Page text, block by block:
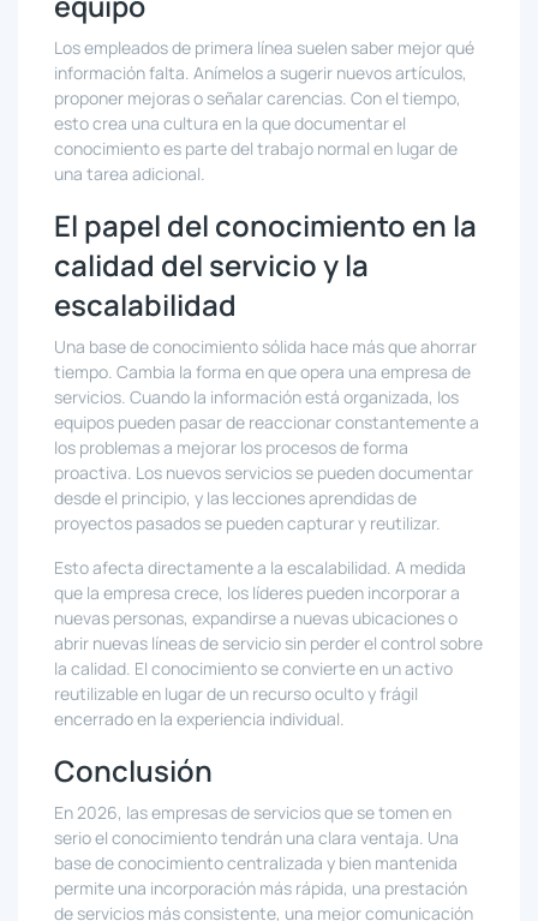
Los empleados de primera línea suelen saber mejor qué
información falta. Anímelos a sugerir nuevos artículos,
proponer mejoras o señalar carencias. Con el tiempo,
esto crea una cultura en la que documentar el
conocimiento es parte del trabajo normal en lugar de
una tarea adicional.
El papel del conocimiento en la
calidad del servicio y la
escalabilidad
Una base de conocimiento sólida hace más que ahorrar
tiempo. Cambia la forma en que opera una empresa de
servicios. Cuando la información está organizada, los
equipos pueden pasar de reaccionar constantemente a
los problemas a mejorar los procesos de forma
proactiva. Los nuevos servicios se pueden documentar
desde el principio, y las lecciones aprendidas de
proyectos pasados se pueden capturar y reutilizar.
Esto afecta directamente a la escalabilidad. A medida
que la empresa crece, los líderes pueden incorporar a
nuevas personas, expandirse a nuevas ubicaciones o
abrir nuevas líneas de servicio sin perder el control sobre
la calidad. El conocimiento se convierte en un activo
reutilizable en lugar de un recurso oculto y frágil
encerrado en la experiencia individual.
Conclusión
En 2026, las empresas de servicios que se tomen en
serio el conocimiento tendrán una clara ventaja. Una
base de conocimiento centralizada y bien mantenida
permite una incorporación más rápida, una prestación
de servicios más consistente, una mejor comunicación